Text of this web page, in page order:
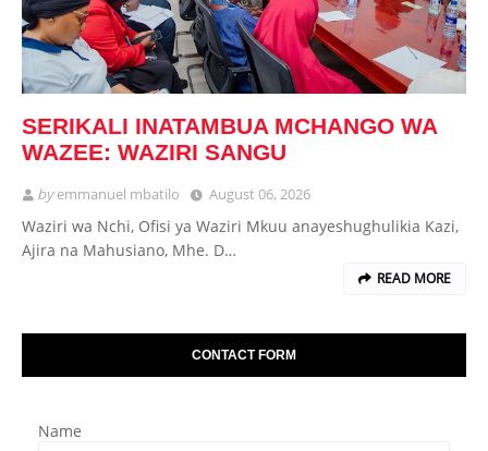
SERIKALI INATAMBUA MCHANGO WA
WAZEE: WAZIRI SANGU
byemmanuel mbatilo August 06, 2026
Waziri wa Nchi, Ofisi ya Waziri Mkuu anayeshughulikia Kazi,
Ajira na Mahusiano, Mhe. D…
READ MORE
CONTACT FORM
Name